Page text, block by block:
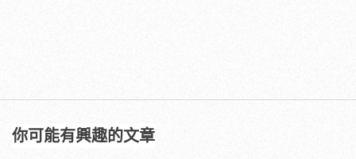
你可能有興趣的文章